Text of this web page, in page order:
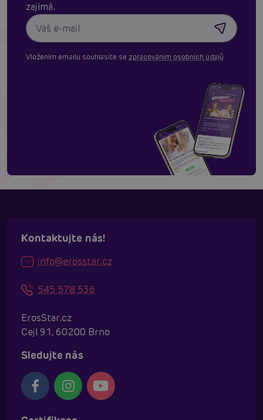
zajímá.
Vložením emailu souhlasíte se zpracováním osobních údajů
Kontaktujte nás!
info@erosstar.cz
545 578 536
ErosStar.cz
Cejl 91, 60200 Brno
Sledujte nás